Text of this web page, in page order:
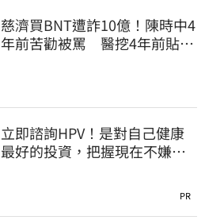
慈濟買BNT遭詐10億！陳時中4
年前苦勸被罵 醫挖4年前貼
立即諮詢HPV！是對自己健康
最好的投資，把握現在不嫌
PR